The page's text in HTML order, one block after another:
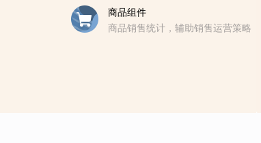
商品组件
商品销售统计，辅助销售运营策略